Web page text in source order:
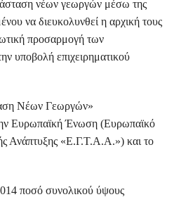
νέων γεωργών μέσω της
να διευκολυνθεί η αρχική τους
προσαρμογή των
υποβολή επιχειρηματικού
Νέων Γεωργών»
Ευρωπαϊκή Ένωση (Ευρωπαϊκό
Ανάπτυξης «Ε.Γ.Τ.Α.Α.») και το
ποσό συνολικού ύψους